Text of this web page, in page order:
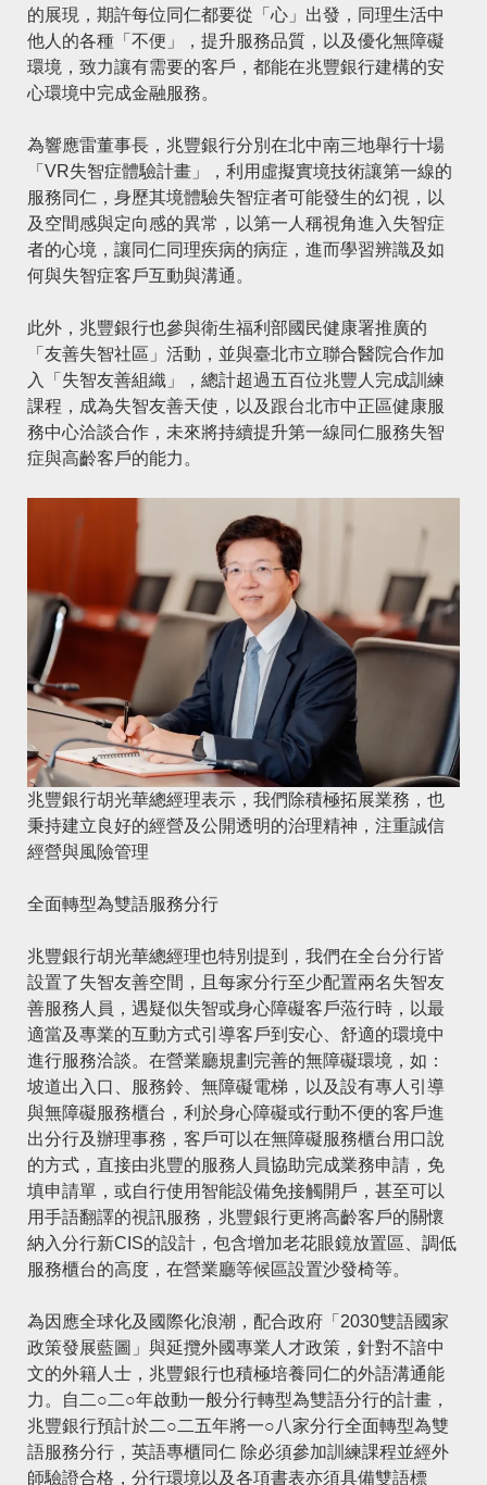
的展現，期許每位同仁都要從「心」出發，同理生活中
他人的各種「不便」，提升服務品質，以及優化無障礙
環境，致力讓有需要的客戶，都能在兆豐銀行建構的安
心環境中完成金融服務。
為響應雷董事長，兆豐銀行分別在北中南三地舉行十場
「VR失智症體驗計畫」，利用虛擬實境技術讓第一線的
服務同仁，身歷其境體驗失智症者可能發生的幻視，以
及空間感與定向感的異常，以第一人稱視角進入失智症
者的心境，讓同仁同理疾病的病症，進而學習辨識及如
何與失智症客戶互動與溝通。
此外，兆豐銀行也參與衛生福利部國民健康署推廣的
「 友善失智社區 」活動，並與臺北市立聯合醫院合作加
入「失智友善組織」，總計超過五百位兆豐人完成訓練
課程，成為失智友善天使，以及跟台北市中正區健康服
務中心洽談合作，未來將持續提升第一線同仁服務失智
症與高齡客戶的能力。
兆豐銀行胡光華總經理表示，我們除積極拓展業務，也
秉持建立良好的經營及公開透明的治理精神，注重誠信
經營與風險管理
全面轉型為雙語服務分行
兆豐銀行胡光華總經理也特別提到，我們在全台分行皆
設置了失智友善空間，且每家分行至少配置兩名失智友
善服務人員，遇疑似失智或身心障礙客戶蒞行時，以最
適當及專業的互動方式引導客戶到安心、舒適的環境中
進行服務洽談。在營業廳規劃完善的無障礙環境，如：
坡道出入口、服務鈴、無障礙電梯，以及設有專人引導
與無障礙服務櫃台，利於身心障礙或行動不便的客戶進
出分行及辦理事務，客戶可以在無障礙服務櫃台用口說
的方式，直接由兆豐的服務人員協助完成業務申請，免
填申請單，或自行使用智能設備免接觸開戶，甚至可以
用手語翻譯的視訊服務，兆豐銀行更將高齡客戶的關懷
納入分行新CIS的設計，包含增加老花眼鏡放置區、調低
服務櫃台的高度，在營業廳等候區設置沙發椅等。
為因應全球化及國際化浪潮，配合政府「 2030雙語國家
政策發展藍圖 」與延攬外國專業人才政策，針對不諳中
文的外籍人士，兆豐銀行也積極培養同仁的外語溝通能
力。自二○二○年啟動一般分行轉型為雙語分行的計畫，
兆豐銀行預計於二○二五年將一○八家分行全面轉型為雙
語服務分行，英語專櫃同仁 除必須參加訓練課程並經外
師驗證合格，分行環境以及各項書表亦須具備雙語標